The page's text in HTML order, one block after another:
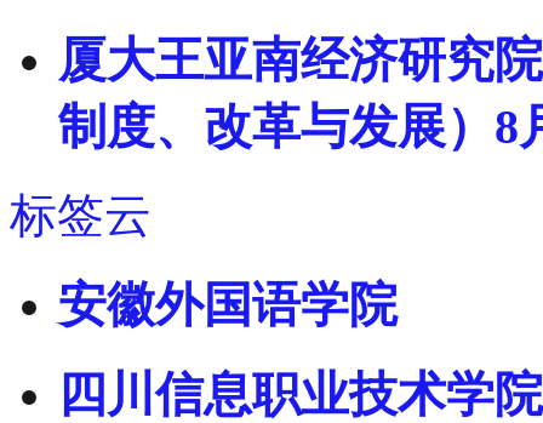
厦大王亚南经济研究
制度、改革与发展）8
标签云
安徽外国语学院
四川信息职业技术学院